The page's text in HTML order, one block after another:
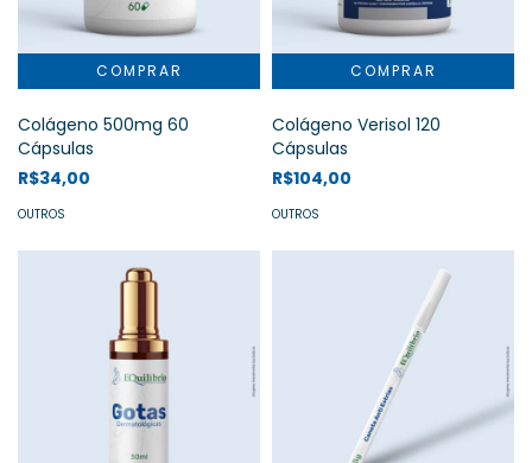
Colágeno 500mg 60
Cápsulas
R$34,00
OUTROS
Colágeno Verisol 120
Cápsulas
R$104,00
OUTROS